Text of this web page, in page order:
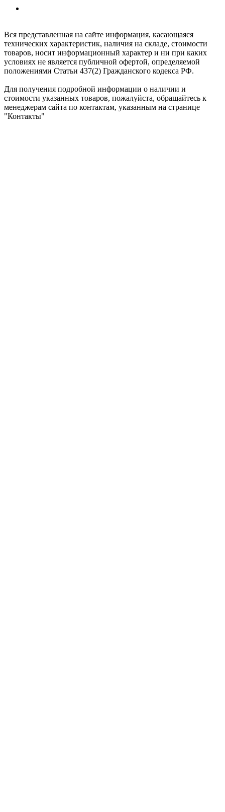
Вся представленная на сайте информация, касающаяся
технических характеристик, наличия на складе, стоимости
товаров, носит информационный характер и ни при каких
условиях не является публичной офертой, определяемой
положениями Статьи 437(2) Гражданского кодекса РФ.
Для получения подробной информации о наличии и
стоимости указанных товаров, пожалуйста, обращайтесь к
менеджерам сайта по контактам, указанным на странице
"Контакты"